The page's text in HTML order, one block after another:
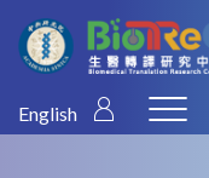
English